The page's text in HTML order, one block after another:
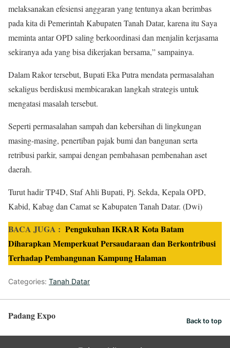
melaksanakan efesiensi anggaran yang tentunya akan berimbas
pada kita di Pemerintah Kabupaten Tanah Datar, karena itu Saya
meminta antar OPD saling berkoordinasi dan menjalin kerjasama
sekiranya ada yang bisa dikerjakan bersama,” sampainya.
Dalam Rakor tersebut, Bupati Eka Putra mendata permasalahan
sekaligus berdiskusi membicarakan langkah strategis untuk
mengatasi masalah tersebut.
Seperti permasalahan sampah dan kebersihan di lingkungan
masing-masing, penertiban pajak bumi dan bangunan serta
retribusi parkir, sampai dengan pembahasan pembenahan aset
daerah.
Turut hadir TP4D, Staf Ahli Bupati, Pj. Sekda, Kepala OPD,
Kabid, Kabag dan Camat se Kabupaten Tanah Datar. (Dwi)
BACA JUGA : Pengukuhan IKRAR Kota Batam
Diharapkan Memperkuat Persaudaraan dan Berkontribusi
Terhadap Pembangunan Kampung Halaman
Categories: Tanah Datar
Padang Expo Back to top